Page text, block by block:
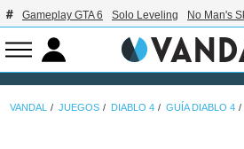
Gameplay GTA 6 Solo Leveling No Man's
VANDAL JUEGOS DIABLO 4 GUÍA DIABLO 4